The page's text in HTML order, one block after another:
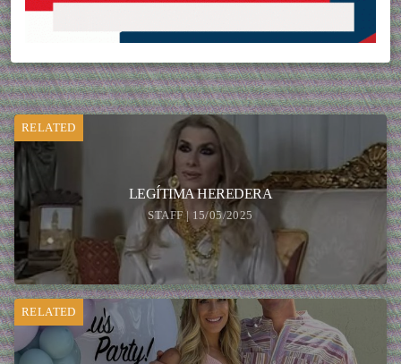
RELATED
LEGÍTIMA HEREDERA
STAFF | 15/05/2025
RELATED